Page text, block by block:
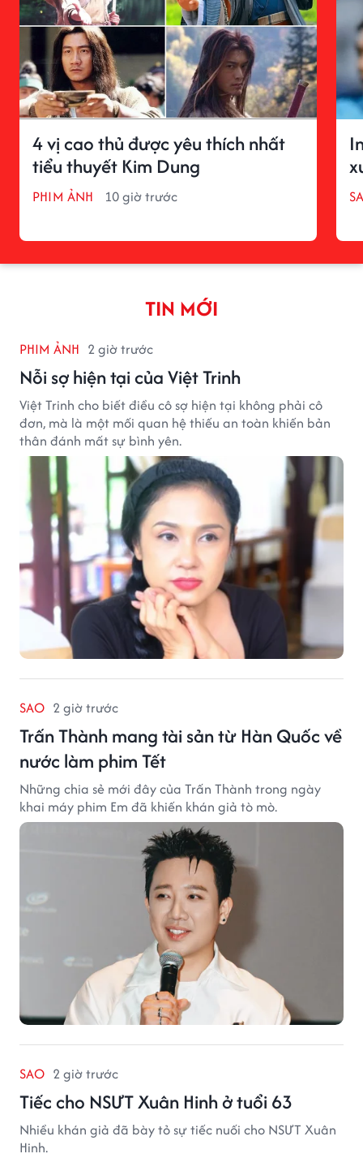
4 vị cao thủ được yêu thích nhất
tiểu thuyết Kim Dung
PHIM ẢNH 10 giờ trước
TIN MỚI
PHIM ẢNH 2 giờ trước
Nỗi sợ hiện tại của Việt Trinh
Việt Trinh cho biết điều cô sợ hiện tại không phải cô
đơn, mà là một mối quan hệ thiếu an toàn khiến bản
thân đánh mất sự bình yên.
SAO 2 giờ trước
Trấn Thành mang tài sản từ Hàn Quốc về
nước làm phim Tết
Những chia sẻ mới đây của Trấn Thành trong ngày
khai máy phim Em đã khiến khán giả tò mò.
SAO 2 giờ trước
Tiếc cho NSƯT Xuân Hinh ở tuổi 63
Nhiều khán giả đã bày tỏ sự tiếc nuối cho NSƯT Xuân
Hinh.